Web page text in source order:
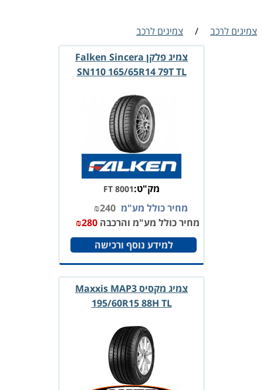
לרכב
צמיגים לרכב
צמיג פלקן Falken Sincera
SN110 165/65R14 79T TL
מק"ט:FT 8001
מחיר כולל מע"מ ₪240
מחיר כולל מע"מ והרכבה
₪280
למידע נוסף ורכישה
צמיג מקסיס Maxxis MAP3
195/60R15 88H TL